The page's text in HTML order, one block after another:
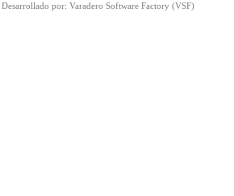
Desarrollado por: Varadero Software Factory (VSF)